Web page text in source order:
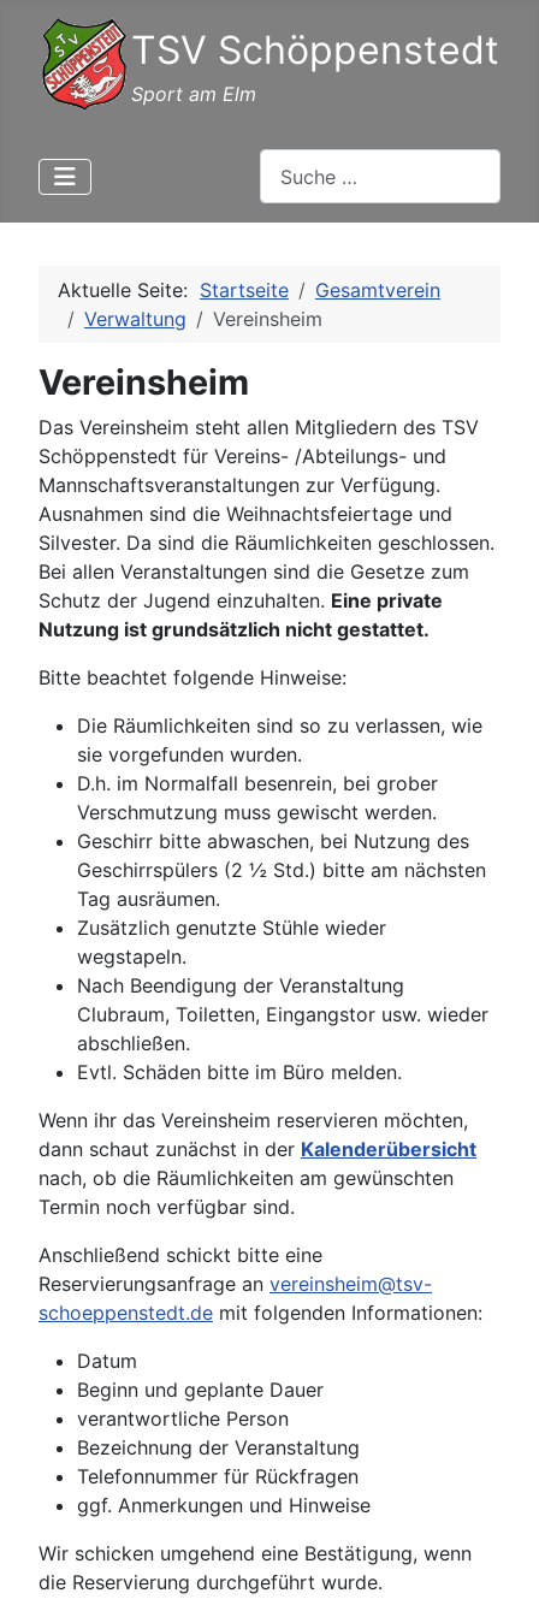
TSV Schöppenstedt
Sport am Elm
Aktuelle Seite: Startseite
Gesamtverein
Verwaltung
Vereinsheim
Vereinsheim
Das Vereinsheim steht allen Mitgliedern des TSV
Schöppenstedt für Vereins- /Abteilungs- und
Mannschaftsveranstaltungen zur Verfügung.
Ausnahmen sind die Weihnachtsfeiertage und
Silvester. Da sind die Räumlichkeiten geschlossen.
Bei allen Veranstaltungen sind die Gesetze zum
Schutz der Jugend einzuhalten. Eine private
Nutzung ist grundsätzlich nicht gestattet.
Bitte beachtet folgende Hinweise:
Die Räumlichkeiten sind so zu verlassen, wie
sie vorgefunden wurden.
D.h. im Normalfall besenrein, bei grober
Verschmutzung muss gewischt werden.
Geschirr bitte abwaschen, bei Nutzung des
Geschirrspülers (2 ½ Std.) bitte am nächsten
Tag ausräumen.
Zusätzlich genutzte Stühle wieder
wegstapeln.
Nach Beendigung der Veranstaltung
Clubraum, Toiletten, Eingangstor usw. wieder
abschließen.
Evtl. Schäden bitte im Büro melden.
Wenn ihr das Vereinsheim reservieren möchten,
dann schaut zunächst in der Kalenderübersicht
nach, ob die Räumlichkeiten am gewünschten
Termin noch verfügbar sind.
Anschließend schickt bitte eine
Reservierungsanfrage an vereinsheim@tsv-
schoeppenstedt.de mit folgenden Informationen:
Datum
Beginn und geplante Dauer
verantwortliche Person
Bezeichnung der Veranstaltung
Telefonnummer für Rückfragen
ggf. Anmerkungen und Hinweise
Wir schicken umgehend eine Bestätigung, wenn
die Reservierung durchgeführt wurde.